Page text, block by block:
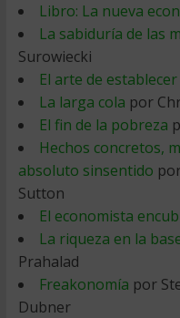
Libro: La nueva
La sabiduría de las
Surowiecki
El arte de
La larga cola por
El fin de la pobreza
Hechos concretos,
absoluto sinsentido
Sutton
El economista
La riqueza en la
Prahalad
Freakonomía por
Dubner